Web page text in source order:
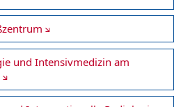
und Intensivmedizin am